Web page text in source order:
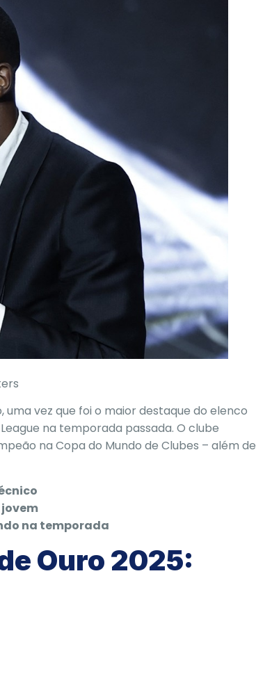
vez que foi o maior destaque do elenco
na temporada passada. O clube
na Copa do Mundo de Clubes – além de
jovem
na temporada
Ouro 2025: